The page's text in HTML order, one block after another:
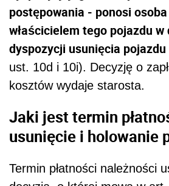
postępowania - ponosi
właścicielem tego pojazdu w
dyspozycji usunięcia pojazdu
ust. 10d i 10i). Decyzję o
kosztów wydaje starosta.
Jaki jest termin
usunięcie i holowanie
Termin płatności należności